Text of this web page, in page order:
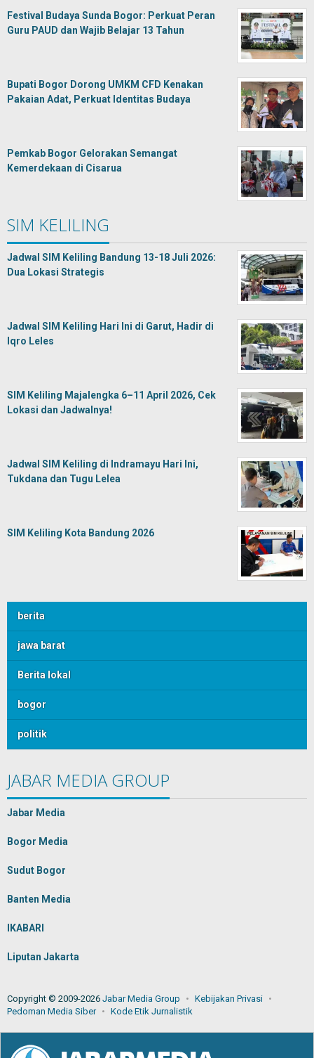
Festival Budaya Sunda Bogor: Perkuat Peran
Guru PAUD dan Wajib Belajar 13 Tahun
Bupati Bogor Dorong UMKM CFD Kenakan
Pakaian Adat, Perkuat Identitas Budaya
Pemkab Bogor Gelorakan Semangat
Kemerdekaan di Cisarua
SIM KELILING
Jadwal SIM Keliling Bandung 13-18 Juli 2026:
Dua Lokasi Strategis
Jadwal SIM Keliling Hari Ini di Garut, Hadir di
Iqro Leles
SIM Keliling Majalengka 6–11 April 2026, Cek
Lokasi dan Jadwalnya!
Jadwal SIM Keliling di Indramayu Hari Ini,
Tukdana dan Tugu Lelea
SIM Keliling Kota Bandung 2026
berita
jawa barat
Berita lokal
bogor
politik
JABAR MEDIA GROUP
Jabar Media
Bogor Media
Sudut Bogor
Banten Media
IKABARI
Liputan Jakarta
Copyright © 2009-2026 Jabar Media Group
Kebijakan Privasi
Pedoman Media Siber
Kode Etik Jurnalistik